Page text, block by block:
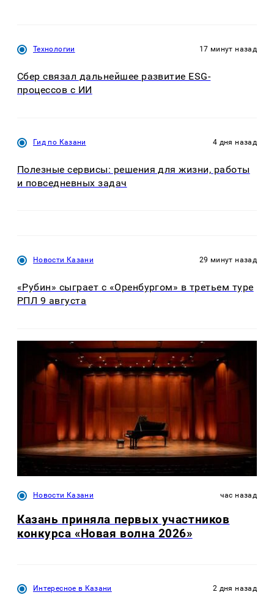
Технологии 17 минут назад
Сбер связал дальнейшее развитие ESG-
процессов с ИИ
Гид по Казани 4 дня назад
Полезные сервисы: решения для жизни, работы
и повседневных задач
Новости Казани 29 минут назад
«Рубин» сыграет с «Оренбургом» в третьем туре
РПЛ 9 августа
Новости Казани час назад
Казань приняла первых участников
конкурса «Новая волна 2026»
Интересное в Казани 2 дня назад